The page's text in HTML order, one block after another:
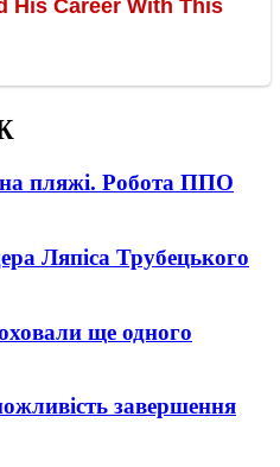
пляжі. Робота ППО
Ляпіса Трубецького
ще одного
завершення